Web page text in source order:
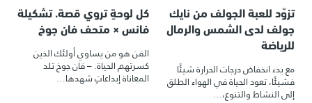
تزوّد للعبة الجولف من نايك
جولف لدى الشمس والرمال
للرياضة
مع بدء انخفاض درجات الحرارة شيئًا
فشيئًا، تعود الحياة في الهواء الطلق
إلى النشاط والتنوع،…
كل لوحةٍ تروي قصة. تشكيلة
فانس × متحف فان جوخ
الفن هو من يساوي أولئك الذين
كسرتهم الحياة. – فان جوخ تلد
المعاناة إبداعاتٍ شهدها…